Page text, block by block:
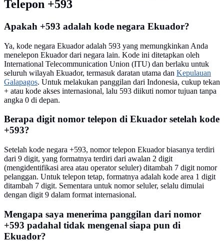
Telepon +593
Apakah +593 adalah kode negara Ekuador?
Ya, kode negara Ekuador adalah 593 yang memungkinkan Anda
menelepon Ekuador dari negara lain. Kode ini ditetapkan oleh
International Telecommunication Union (ITU) dan berlaku untuk
seluruh wilayah Ekuador, termasuk daratan utama dan Kepulauan
Galapagos. Untuk melakukan panggilan dari Indonesia, cukup tekan
+ atau kode akses internasional, lalu 593 diikuti nomor tujuan tanpa
angka 0 di depan.
Berapa digit nomor telepon di Ekuador setelah kode
+593?
Setelah kode negara +593, nomor telepon Ekuador biasanya terdiri
dari 9 digit, yang formatnya terdiri dari awalan 2 digit
(mengidentifikasi area atau operator seluler) ditambah 7 digit nomor
pelanggan. Untuk telepon tetap, formatnya adalah kode area 1 digit
ditambah 7 digit. Sementara untuk nomor seluler, selalu dimulai
dengan digit 9 dalam format internasional.
Mengapa saya menerima panggilan dari nomor
+593 padahal tidak mengenal siapa pun di
Ekuador?